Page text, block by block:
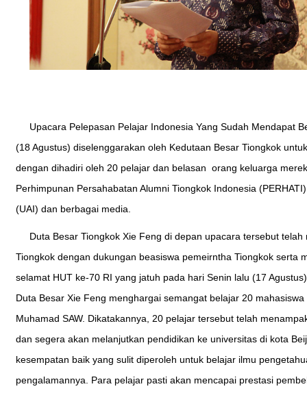
Upacara Pelepasan Pelajar Indonesia Yang Sudah Mendapat
(18 Agustus) diselenggarakan oleh Kedutaan Besar Tiongkok
dengan dihadiri oleh 20 pelajar dan belasan orang keluarga
Perhimpunan Persahabatan Alumni Tiongkok Indonesia
(UAI) dan berbagai media.
Duta Besar Tiongkok Xie Feng di depan upacara tersebut
Tiongkok dengan dukungan beasiswa pemeirntha Tiongkok
selamat HUT ke-70 RI yang jatuh pada hari Senin lalu (17
Duta Besar Xie Feng menghargai semangat belajar 20
Muhamad SAW. Dikatakannya, 20 pelajar tersebut telah
dan segera akan melanjutkan pendidikan ke universitas di kota
kesempatan baik yang sulit diperoleh untuk belajar ilmu
pengalamannya. Para pelajar pasti akan mencapai prestasi